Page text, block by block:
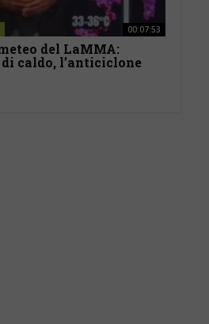
00:07:53
del LaMMA:
caldo, l’anticiclone